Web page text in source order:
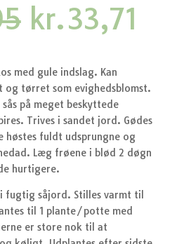
Den
oprindelige
var:
kr.44,95.
kr.33,71
med gule indslag. Kan
og tørret som evighedsblomst.
på meget beskyttede
Trives i sandet jord. Gødes
høstes fuldt udsprungne og
Læg frøene i blød 2 døgn
hurtigere.
fugtig såjord. Stilles varmt til
til 1 plante/potte med
er store nok til at